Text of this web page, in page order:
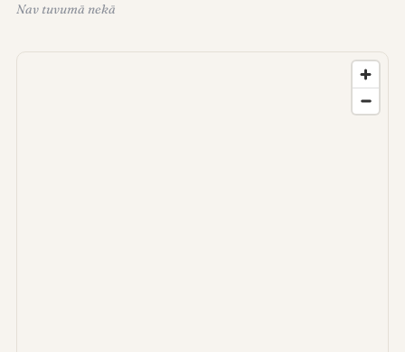
Nav tuvumā nekā